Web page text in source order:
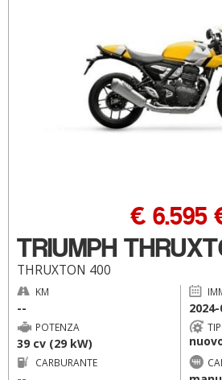
TRIUMPH
THRUXTON 400
€ 6.595
KM
-- 2024-
POTENZA
39 cv (29 kW)
CARBURANTE